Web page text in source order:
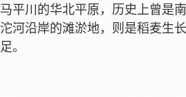
马平川的华北平原，历史上曾是
沱河沿岸的滩淤地，则是稻麦生
足。